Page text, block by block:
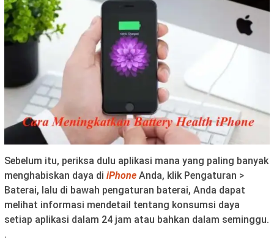
Sebelum itu, periksa dulu aplikasi mana yang paling banyak
menghabiskan daya di iPhone Anda, klik Pengaturan >
Baterai, lalu di bawah pengaturan baterai, Anda dapat
melihat informasi mendetail tentang konsumsi daya
setiap aplikasi dalam 24 jam atau bahkan dalam seminggu.
.